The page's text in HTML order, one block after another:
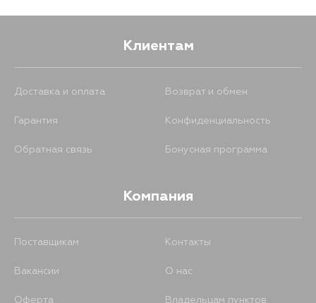
Клиентам
Доставка и оплата Возврат и обмен
Гарантия Конфиденциальность
Обратная связь Бонусная программа
Компания
Поставщикам Контакты
Вакансии О нас
Оферта
Владельцам пунктов